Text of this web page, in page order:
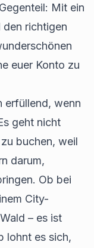
Mit ein
den richtigen
euer Konto zu
erfüllend, wenn
geht nicht
buchen, weil
darum,
Ob bei
City-
– es ist
lohnt es sich,